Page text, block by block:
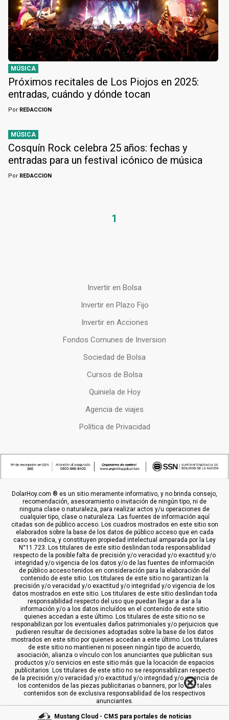
MÚSICA
Próximos recitales de Los Piojos en 2025:
entradas, cuándo y dónde tocan
Por REDACCION
MÚSICA
Cosquín Rock celebra 25 años: fechas y
entradas para un festival icónico de música
Por REDACCION
1
Invertir en Bolsa
Invertir en Plazo Fijo
Invertir en Acciones
Fondos Comunes de Inversion
Sociedad de Bolsa
Cursos de Bolsa
Quiniela de Hoy
Agencia de viajes
Política de Privacidad
DolarHoy.com ® es un sitio meramente informativo, y no brinda consejo,
recomendación, asesoramiento o invitación de ningún tipo, ni de
ninguna clase o naturaleza, para realizar actos y/u operaciones de
cualquier tipo, clase o naturaleza. Las fuentes de información aquí
citadas son de público acceso. Los cuadros mostrados en este sitio son
elaborados sobre la base de los datos de público acceso que en cada
caso se indica, y constituyen propiedad intelectual amparada por la Ley
N°11.723. Los titulares de este sitio deslindan toda responsabilidad
respecto de la posible falta de precisión y/o veracidad y/o exactitud y/o
integridad y/o vigencia de los datos y/o de las fuentes de información
de público acceso tenidos en consideración para la elaboración del
contenido de este sitio. Los titulares de este sitio no garantizan la
precisión y/o veracidad y/o exactitud y/o integridad y/o vigencia de los
datos mostrados en este sitio. Los titulares de este sitio deslindan toda
responsabilidad respecto del uso que puedan llegar a dar a la
información y/o a los datos incluídos en el contenido de este sitio
quienes accedan a este último. Los titulares de este sitio no se
responabilizan por los eventuales daños patrimoniales y/o perjuicios que
pudieren resultar de decisiones adoptadas sobre la base de los datos
mostrados en este sitio por quienes accedan a este último. Los titulares
de este sitio no mantienen ni poseen ningún tipo de acuerdo,
asociación, alianza o vínculo con los anunciantes que publicitan sus
productos y/o servicios en este sitio más que la locación de espacios
publicitarios. Los titulares de este sitio no se responsabilizan respecto
de la precisión y/o veracidad y/o exactitud y/o integridad y/o vigencia de
los contenidos de las piezas publicitarias o banners, por lo que tales
contenidos son de exclusiva responsabilidad de los respectivos
anunciantes.
Mustang Cloud - CMS para portales de noticias